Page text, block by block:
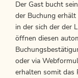
Der Gast bucht
der Buchung
in der sich der der
öffnen diesen
oder via
erhalten somit das